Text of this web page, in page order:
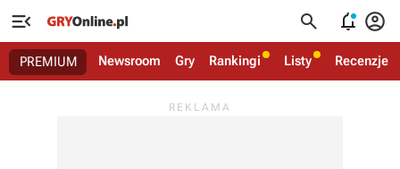
   
PREMIUM Newsroom Gry Rankingi Listy Recenzje